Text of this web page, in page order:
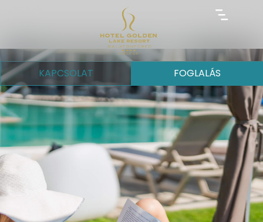
KAPCSOLAT FOGLALÁS
GALÉRIA